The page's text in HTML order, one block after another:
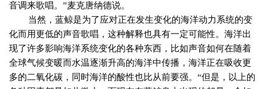
音调来歌唱。 ”麦克唐纳德说。
当然，蓝鲸是为了应对正在发生变化的海洋动力系统的变
化而用更低的声音歌唱，这种解释也具有一定可能性。海洋出
现了许多影响海洋系统变化的各种东西，比如声音如何在随着
全球气候变暖而水温逐渐升高的海洋中传播，海洋正在吸收更
多的二氧化碳，同时海洋的酸性也比从前要强。 “但是，以上的